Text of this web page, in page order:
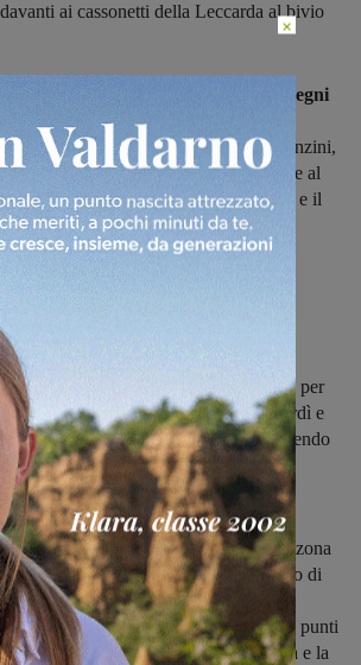
ai cassonetti della Leccarda al bivio
dato da fare per risolvere questi segni
abbandonata e compiendo
. Il sindaco di Bucine, Pietro Tanzini,
un sopralluogo nelle due zone, assieme al
civile, esprimendo la sua contrarietà e il
ringraziando i cittadini per le
smaltimento del mezzo, mentre
su elementi significativi di
scaricato – ha detto Tanzini
di competenza nelle possibili denunce, per
scarico sia avvenuto tra le 19 del venerdì e
tutti gli accertamenti stanno venendo
verranno prese delle iniziative di
– conclude Tanzini– non solo nella zona
critiche, come ad esempio il centro di
conoscendo le posizioni delle
molto spesso gli abusivi scaricano in punti
come Montebenichi, Cennina e la
×